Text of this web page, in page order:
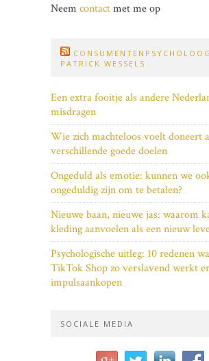
Neem contactmet me op
PATRICK WESSELS
Een extra fooitje als andere
misdragen
Wie zich machteloos voelt doneert
verschillende goede doelen
Ongeduld als emotie: kunnen we
ongeduldig zijn om te betalen?
Nieuwe baan, nieuwe jas: waarom
kleding aanvoelen als een nieuw
Psychologische uitleg: 10 redenen
TikTok Shop zo verslavend werkt
impulsaankopen
SOCIALE MEDIA